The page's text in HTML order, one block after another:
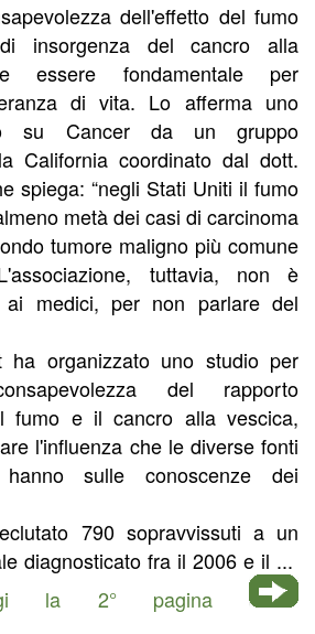
dell'effetto del fumo
insorgenza del cancro alla
essere fondamentale per
di vita. Lo afferma uno
su Cancer da un gruppo
California coordinato dal dott.
spiega: “negli Stati Uniti il fumo
metà dei casi di carcinoma
tumore maligno più comune
tuttavia, non è
medici, per non parlare del
organizzato uno studio per
del rapporto
fumo e il cancro alla vescica,
l'influenza che le diverse fonti
sulle conoscenze dei
790 sopravvissuti a un
diagnosticato fra il 2006 e il ...
la 2° pagina